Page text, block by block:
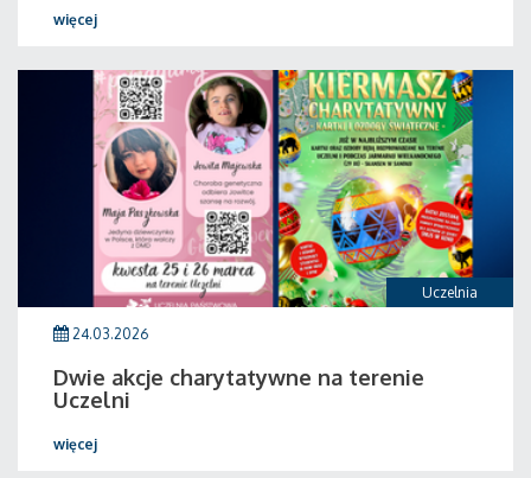
więcej
Uczelnia
24.03.2026
Dwie akcje charytatywne na terenie
Uczelni
więcej